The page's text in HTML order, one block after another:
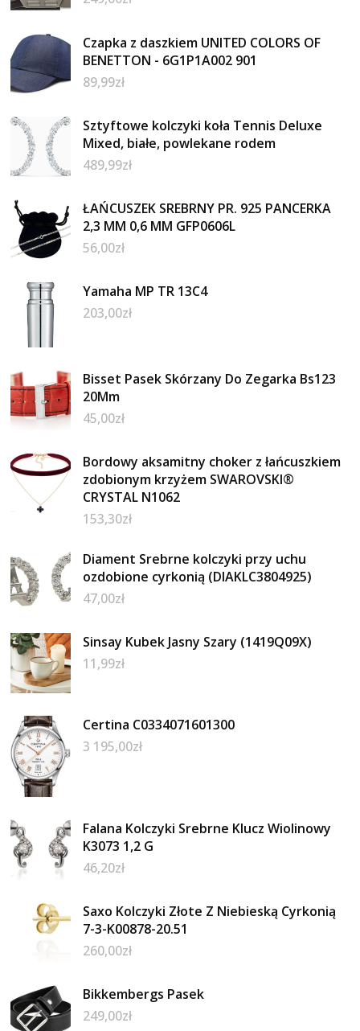
Czapka z daszkiem UNITED COLORS OF
BENETTON - 6G1P1A002 901
89,99zł
Sztyftowe kolczyki koła Tennis Deluxe
Mixed, białe, powlekane rodem
489,99zł
ŁAŃCUSZEK SREBRNY PR. 925 PANCERKA
2,3 MM 0,6 MM GFP0606L
56,00zł
Yamaha MP TR 13C4
203,00zł
Bisset Pasek Skórzany Do Zegarka Bs123
20Mm
45,00zł
Bordowy aksamitny choker z łańcuszkiem
zdobionym krzyżem SWAROVSKI®
CRYSTAL N1062
153,30zł
Diament Srebrne kolczyki przy uchu
ozdobione cyrkonią (DIAKLC3804925)
47,00zł
Sinsay Kubek Jasny Szary (1419Q09X)
11,99zł
Certina C0334071601300
3 195,00zł
Falana Kolczyki Srebrne Klucz Wiolinowy
K3073 1,2 G
46,20zł
Saxo Kolczyki Złote Z Niebieską Cyrkonią
7-3-K00878-20.51
260,00zł
Bikkembergs Pasek
249,00zł